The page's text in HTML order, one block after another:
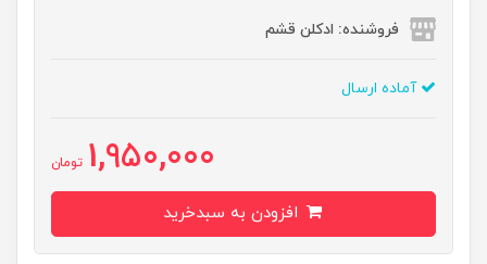
فروشنده: ادکلن قشم
آماده ارسال
1,950,000 تومان